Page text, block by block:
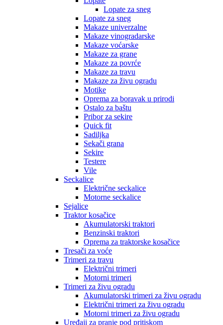
Lopate za sneg
Lopate za sneg
Makaze univerzalne
Makaze vinogradarske
Makaze voćarske
Makaze za grane
Makaze za povrće
Makaze za travu
Makaze za živu ogradu
Motike
Oprema za boravak u prirodi
Ostalo za baštu
Pribor za sekire
Quick fit
Sadiljka
Sekači grana
Sekire
Testere
Vile
Seckalice
Električne seckalice
Motorne seckalice
Sejalice
Traktor kosačice
Akumulatorski traktori
Benzinski traktori
Oprema za traktorske kosačice
Tresači za voće
Trimeri za travu
Električni trimeri
Motorni trimeri
Trimeri za živu ogradu
Akumulatorski trimeri za živu ogradu
Električni trimeri za živu ogradu
Motorni trimeri za živu ogradu
Uređaji za pranje pod pritiskom